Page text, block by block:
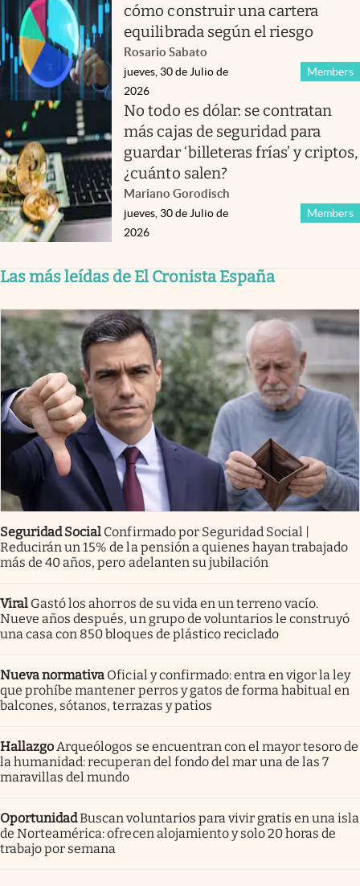
cómo construir una cartera
equilibrada según el riesgo
Rosario Sabato
Members
jueves, 30 de Julio de
2026
No todo es dólar: se contratan
más cajas de seguridad para
guardar ‘billeteras frías’ y criptos,
¿cuánto salen?
Mariano Gorodisch
Members
jueves, 30 de Julio de
2026
Las más leídas de El Cronista España
Seguridad Social Confirmado por Seguridad Social |
Reducirán un 15% de la pensión a quienes hayan trabajado
más de 40 años, pero adelanten su jubilación
Viral Gastó los ahorros de su vida en un terreno vacío.
Nueve años después, un grupo de voluntarios le construyó
una casa con 850 bloques de plástico reciclado
Nueva normativa Oficial y confirmado: entra en vigor la ley
que prohíbe mantener perros y gatos de forma habitual en
balcones, sótanos, terrazas y patios
Hallazgo Arqueólogos se encuentran con el mayor tesoro de
la humanidad: recuperan del fondo del mar una de las 7
maravillas del mundo
OportunidadBuscan voluntarios para vivir gratis en una isla
de Norteamérica: ofrecen alojamiento y solo 20 horas de
trabajo por semana